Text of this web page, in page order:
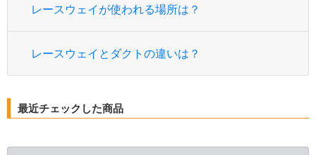
レースウェイが使われる場所は？
レースウェイとダクトの違いは？
最近チェックした商品